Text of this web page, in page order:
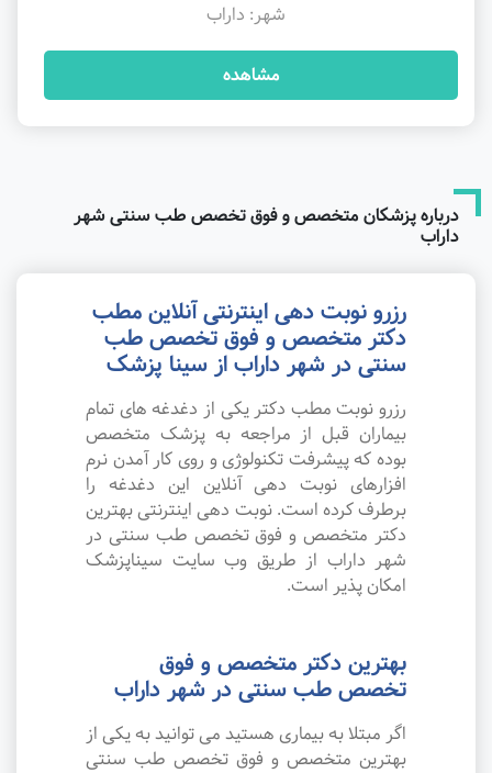
شهر: داراب
مشاهده
درباره پزشکان متخصص و فوق تخصص طب سنتی شهر
داراب
رزرو نوبت دهی اینترنتی آنلاین مطب
دکتر متخصص و فوق تخصص طب
سنتی در شهر داراب از سینا پزشک
رزرو نوبت مطب دکتر یکی از دغدغه های تمام
بیماران قبل از مراجعه به پزشک متخصص
بوده که پیشرفت تکنولوژی و روی کار آمدن نرم
افزارهای نوبت دهی آنلاین این دغدغه را
برطرف کرده است. نوبت دهی اینترنتی بهترین
دکتر متخصص و فوق تخصص طب سنتی در
شهر داراب از طریق وب سایت سیناپزشک
امکان پذیر است.
بهترین دکتر متخصص و فوق
تخصص طب سنتی در شهر داراب
اگر مبتلا به بیماری هستید می توانید به یکی از
بهترین متخصص و فوق تخصص طب سنتی